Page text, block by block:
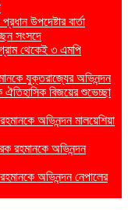
উপদেষ্টার বার্তা
সংসদে
থেকেই ৩ এমপি
যুক্তরাজ্যের অভিনন্দন
ঐতিহাসিক বিজয়ের শুভেচ্ছা
অভিনন্দন মালয়েশিয়া
রহমানকে অভিনন্দন
অভিনন্দন নেপালের